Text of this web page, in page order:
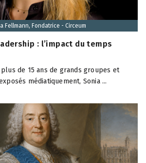
Fellmann, Fondatrice - Circeum
: l’impact du temps
de 15 ans de grands groupes et
médiatiquement, Sonia ...